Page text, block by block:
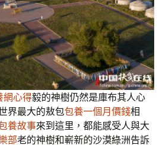
網心得毅的神樹仍然是庫布其人心
界最大的敖包包養一個月價錢相
養故事來到這里，都能感受人與大
部老的神樹和嶄新的沙漠綠洲告訴